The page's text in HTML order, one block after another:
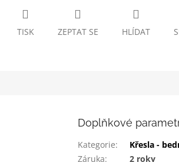
TISK ZEPTAT SE HLÍDAT
Doplňkové
Kategorie:
Křesla -
Záruka: 2 roky